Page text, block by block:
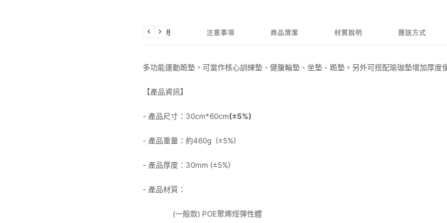
商品說明 注意事項 商品清潔 材質說明 運送方式
Previous
Next
多功能運動跪墊，可當作核心訓練墊、健腹輪墊、坐墊、跪墊。另外可搭配瑜珈墊增加厚度
【產品資訊】
- 產品尺寸：30cm*60cm(±5%)
- 產品重量：約460g (±5%)
- 產品厚度：30mm (±5%)
- 產品材質：
(一般款) POE聚烯烴彈性體